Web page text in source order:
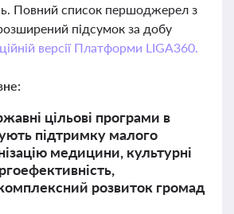
Повний список першоджерел з
підсумок за добу
версії Платформи LIGA360.
цільові програми в
підтримку малого
медицини, культурні
розвиток громад